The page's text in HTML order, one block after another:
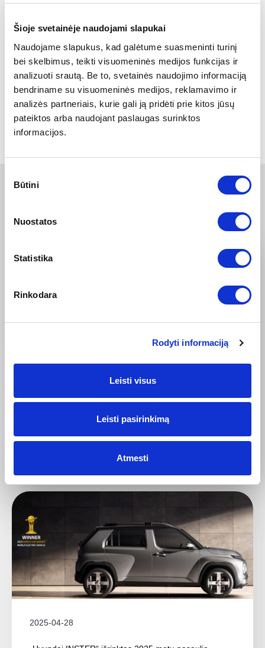
Šioje svetainėje naudojami slapukai
Naudojame slapukus, kad galėtume suasmeninti turinį
bei skelbimus, teikti visuomeninės medijos funkcijas ir
analizuoti srautą. Be to, svetainės naudojimo informaciją
bendriname su visuomeninės medijos, reklamavimo ir
analizės partneriais, kurie gali ją pridėti prie kitos jūsų
pateiktos arba naudojant paslaugas surinktos
informacijos.
pasirinkimas
Būtini
Nuostatos
Statistika
Rinkodara
Rodyti informaciją
Leisti visus
Leisti pasirinkimą
Atmesti
penkerių metų trejopa automobilio priežiūra. Šis klientų
aptarnavimo paketas užtikrina, kad klientui penkerius
metus bus suteikta neribota garantija, pagalba kalyje ir
transporto priemonės būklės patikros.
Grįžti
Nissan X-Trail: 25 metai ir daugiau nei 8 milijonai
parduotų vienetų nuo 2001 metų...
2025-04-28